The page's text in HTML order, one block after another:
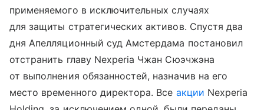
применяемого в исключительных случаях
для защиты стратегических активов. Спустя два
дня Апелляционный суд Амстердама постановил
отстранить главу Nexperia Чжан Сюэчжэна
от выполнения обязанностей, назначив на его
место временного директора. Все акции Nexperia